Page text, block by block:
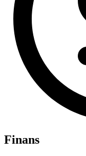
Finans